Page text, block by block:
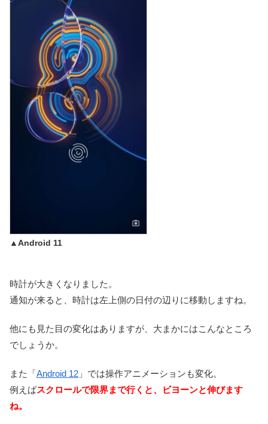
▲Android 11
時計が大きくなりました。
通知が来ると、時計は左上側の日付の辺りに移動しますね。
他にも見た目の変化はありますが、大まかにはこんなところ
でしょうか。
また「Android 12 」では操作アニメーションも変化。
例えばスクロールで限界まで行くと、ビヨーンと伸びます
ね。